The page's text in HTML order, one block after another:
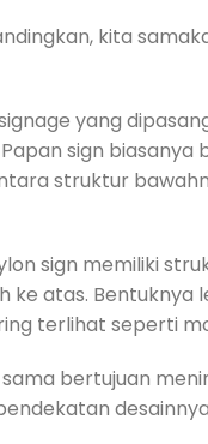
kita
yang
sign biasanya
struktur
sign memiliki
ke atas. Bentuknya
terlihat seperti
bertujuan